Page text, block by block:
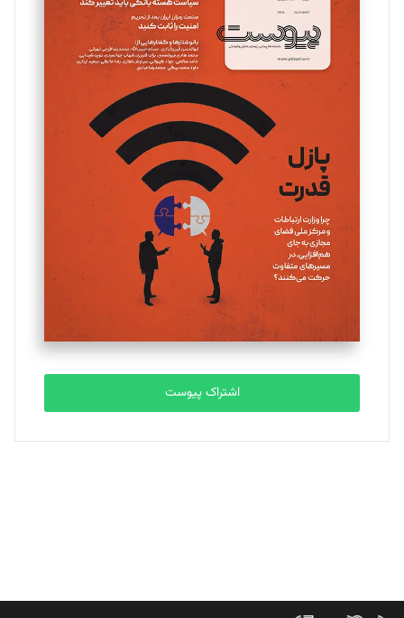
تحریریه
مینا پاکدل
یسنا امان‌پور
تحریریه
ملینا جعفری
تحریریه
مصطفی مسجدی آرانی
تحریریه
بابک نقاش
تحریریه
اشتراک پیوست